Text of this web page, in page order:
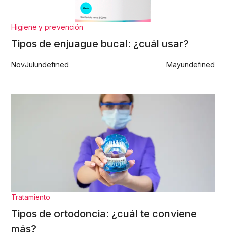
Higiene y prevención
Tipos de enjuague bucal: ¿cuál usar?
NovJulundefined Mayundefined
Tratamiento
Tipos de ortodoncia: ¿cuál te conviene
más?